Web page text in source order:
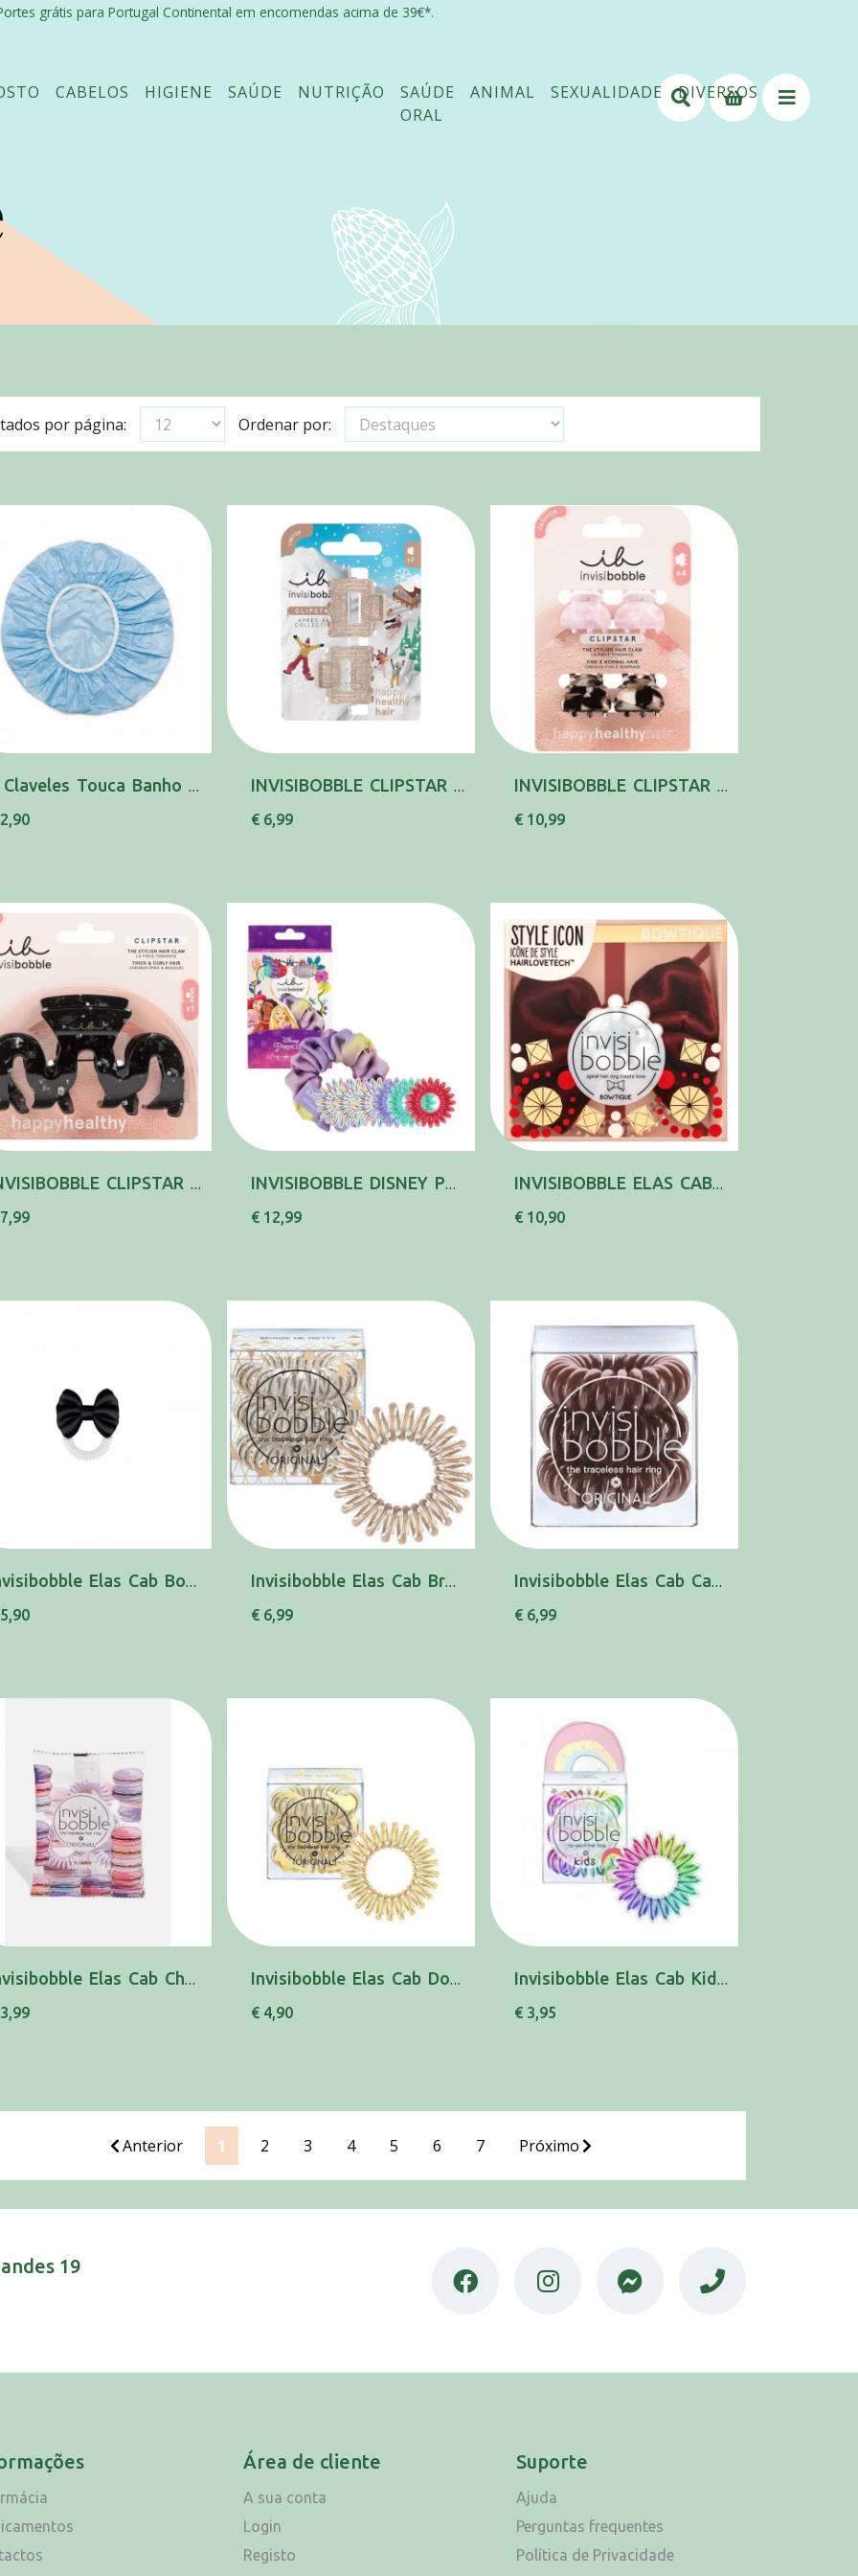
grátis para Portugal Continental em encomendas acima de 39€*.
CABELOS HIGIENE SAÚDE NUTRIÇÃO
SAÚDE
ORAL
ANIMAL SEXUALIDADE DIVERSOS
por página: Ordenar por:
3 Claveles Touca Banho 11907 INVISIBOBBLE CLIPSTAR MOLA APRES SKI X2
€ 6,99
INVISIBOBBLE CLIPSTAR MOLA CABELO PEQX4
€ 10,99
INVISIBOBBLE CLIPSTAR MOLA CABELO X1 INVISIBOBBLE DISNEY PRINCESSES SET X7
€ 12,99
INVISIBOBBLE ELAS CAB BOWTIQUE BRITISHR
€ 10,90
Invisibobble Elas Cab Bowtique Preto Invisibobble Elas Cab Bronze X3
€ 6,99
Invisibobble Elas Cab Castanho X3
€ 6,99
Invisibobble Elas Cab Cheat Day Macaron X3 Invisibobble Elas Cab Dourado X3
€ 4,90
Invisibobble Elas Cab Kids Magic Rainbowx3
€ 3,95
Anterior 1 2 3 4 5 6 7 Próximo
19
Área de cliente
A sua conta
Login
Registo
Suporte
Ajuda
Perguntas frequentes
Política de Privacidade